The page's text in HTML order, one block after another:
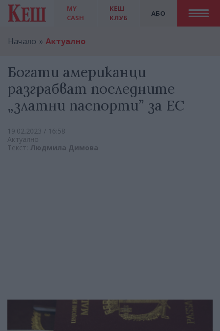
MY
CASH
АБО
КЕШ
КЛУБ
Начало Актуално
Богати американци
разграбват последните
„златни паспорти” за ЕС
19.02.2023 / 16:58
Актуално
Текст: Людмила Димова